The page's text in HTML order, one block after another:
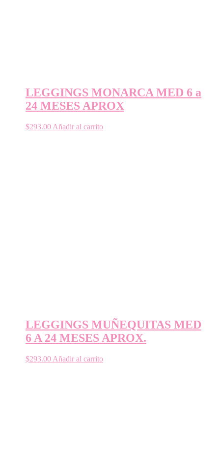
LEGGINGS MONARCA MED 6 a
24 MESES APROX
$293.00 Añadir al carrito
LEGGINGS MUÑEQUITAS MED
6 A 24 MESES APROX.
$293.00 Añadir al carrito